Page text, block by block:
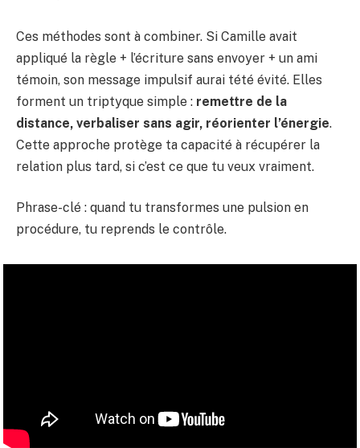
Ces méthodes sont à combiner. Si Camille avait
appliqué la règle + l’écriture sans envoyer + un ami
témoin, son message impulsif aurai tété évité. Elles
forment un triptyque simple : remettre de la
distance, verbaliser sans agir, réorienter l’énergie.
Cette approche protège ta capacité à récupérer la
relation plus tard, si c’est ce que tu veux vraiment.
Phrase-clé : quand tu transformes une pulsion en
procédure, tu reprends le contrôle.